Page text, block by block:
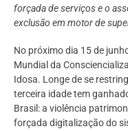
forçada de serviços e o
exclusão em motor de
No próximo dia 15 de
Mundial da
Idosa. Longe de se
terceira idade tem
Brasil: a violência
forçada digitalização do